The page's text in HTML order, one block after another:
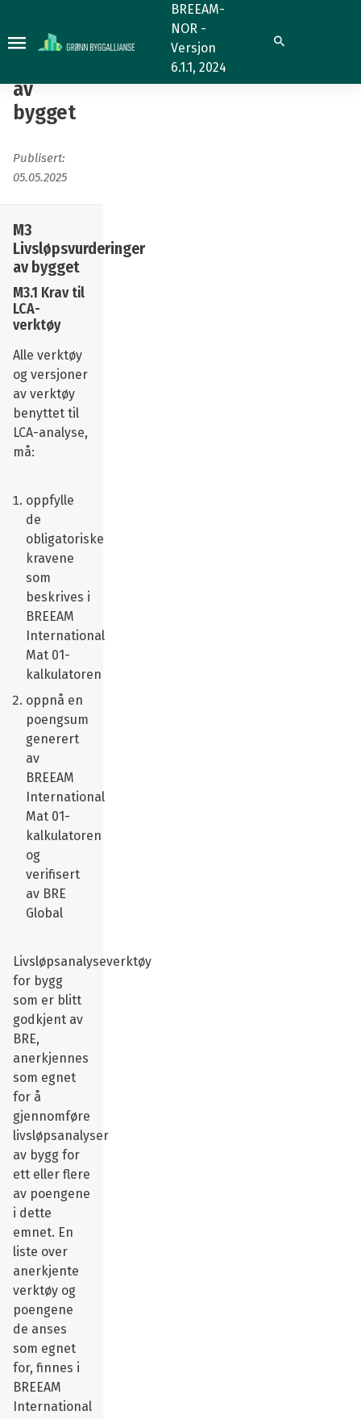
01
Livsløpsvurderinger
av
bygget
BREEAM-
NOR -
Versjon
6.1.1, 2024
Søk
Mat 01
Livsløpsvurderinger
av
bygget
Publisert:
05.05.2025
M3
Livsløpsvurderinger
av bygget
M3.1 Krav til
LCA-
verktøy
Alle verktøy
og versjoner
av verktøy
benyttet til
LCA-analyse,
må:
oppfylle
de
obligatoriske
kravene
som
beskrives i
BREEAM
International
Mat 01-
kalkulatoren
oppnå en
poengsum
generert
av
BREEAM
International
Mat 01-
kalkulatoren
og
verifisert
av BRE
Global
Livsløpsanalyseverktøy
for bygg
som er blitt
godkjent av
BRE,
anerkjennes
som egnet
for å
gjennomføre
livsløpsanalyser
av bygg for
ett eller flere
av poengene
i dette
emnet. En
liste over
anerkjente
verktøy og
poengene
de anses
som egnet
for, finnes i
BREEAM
International